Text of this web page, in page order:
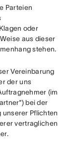
Parteien
oder
aus dieser
stehen.
Vereinbarung
der uns
(im
bei der
unserer Pflichten
vertraglichen